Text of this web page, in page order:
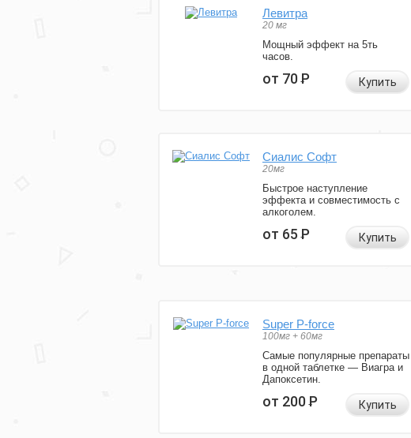
Левитра
20 мг
Мощный эффект на 5ть
часов.
от 70Р Купить
Сиалис Софт
20мг
Быстрое наступление
эффекта и совместимость с
алкоголем.
от 65Р Купить
Super P-force
100мг + 60мг
Самые популярные препараты
в одной таблетке — Виагра и
Дапоксетин.
от 200Р Купить